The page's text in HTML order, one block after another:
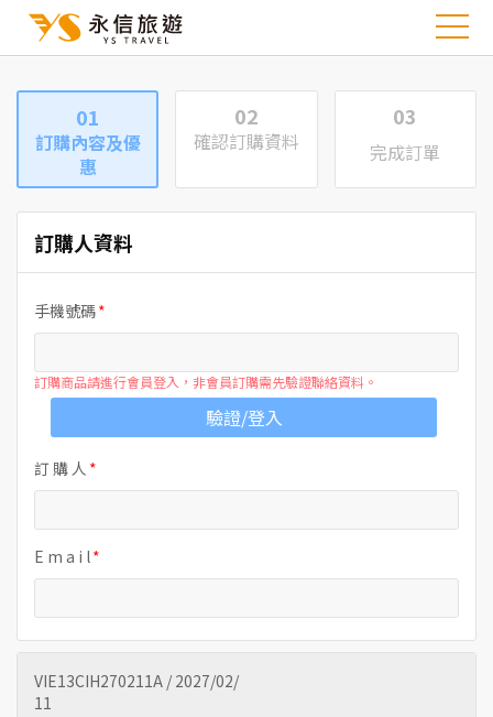
01
訂購內容及優
惠
02
確認訂購資料
03
完成訂單
訂購人資料
手機號碼
訂購商品請進行會員登入，非會員訂購需先驗證聯絡資料。
驗證/登入
訂 購 人
E m a i l
VIE13CIH270211A / 2027/02/
11